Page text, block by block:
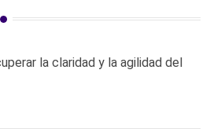
la claridad y la agilidad del